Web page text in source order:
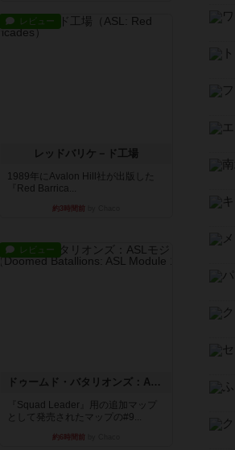
レビュー
レッドバリケ－ド工場
1989年にAvalon Hill社が出版した
『Red Barrica...
約3時間前
レビュー
ドゥームド・バタリオンズ：ASLモジュール11
『Squad Leader』用の追加マップ
として発売されたマップの#9...
約6時間前